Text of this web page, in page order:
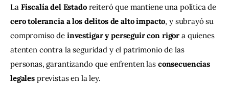
La Fiscalía del Estado reiteró que mantiene una política de
cero tolerancia a los delitos de alto impacto, y subrayó su
compromiso de investigar y perseguir con rigor a quienes
atenten contra la seguridad y el patrimonio de las
personas, garantizando que enfrenten las consecuencias
legales previstas en la ley.